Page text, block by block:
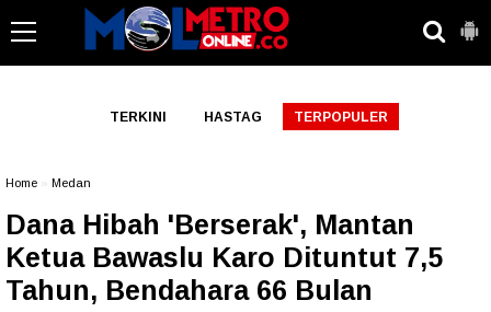
TERKINI HASTAG TERPOPULER
Home Medan
Dana Hibah 'Berserak', Mantan
Ketua Bawaslu Karo Dituntut 7,5
Tahun, Bendahara 66 Bulan